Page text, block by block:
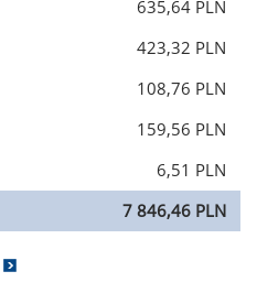
635,64 PLN
423,32 PLN
108,76 PLN
159,56 PLN
6,51 PLN
7 846,46 PLN